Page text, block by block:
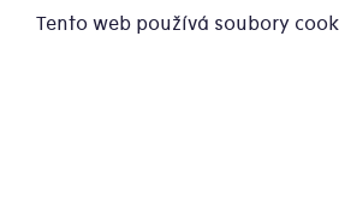
Tento web používá soubory